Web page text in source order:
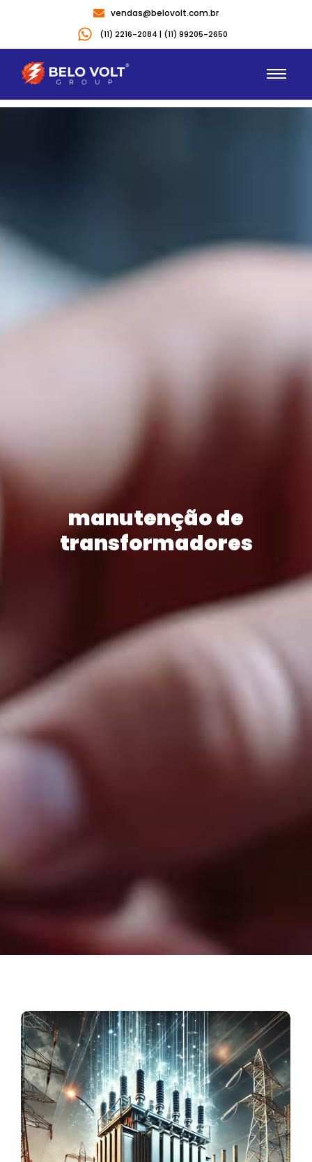
vendas@belovolt.com.br
(11) 2216-2084 | (11) 99205-2650
manutenção de
transformadores